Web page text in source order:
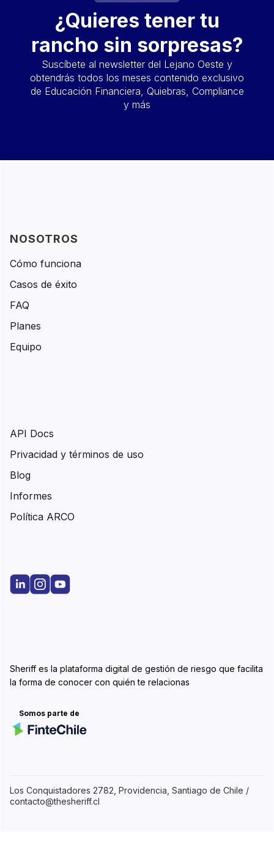
¿Quieres tener tu
rancho sin sorpresas?
Suscíbete al newsletter del Lejano Oeste y
obtendrás todos los meses contenido exclusivo
de Educación Financiera, Quiebras, Compliance
y más
Sheriff es la plataforma digital de gestión de riesgo que facilita
la forma de conocer con quién te relacionas
Somos parte de
NOSOTROS
Cómo funciona
Casos de éxito
FAQ
Planes
Equipo
API Docs
Privacidad y términos de uso
Blog
Informes
Política ARCO
Los Conquistadores 2782, Providencia, Santiago de Chile /
contacto@thesheriff.cl